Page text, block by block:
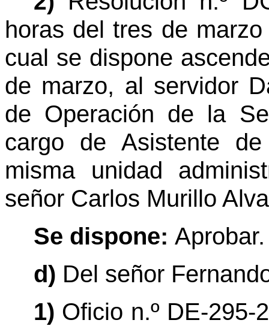
horas del tres de
cual se dispone
de marzo, al servidor
de Operación de la
cargo de Asistente
misma unidad
señor Carlos Murillo
Se dispone: Aprobar.
d) Del señor
1) Oficio n.º DE-